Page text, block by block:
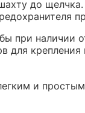
до
при наличии
для
и